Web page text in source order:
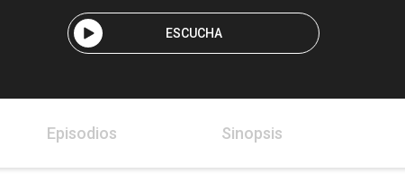
ESCUCHA
Episodios Sinopsis